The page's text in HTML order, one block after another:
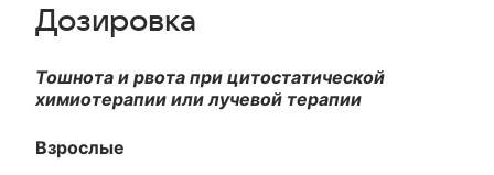
Дозировка
Тошнота и рвота при цитостатической
химиотерапии или лучевой терапии
Взрослые